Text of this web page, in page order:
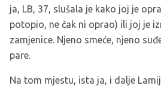
ja, LB, 37, slušala je kako joj je
potopio, ne čak ni oprao) ili joj je
zamjenice. Njeno smeće, njeno
pare.
Na tom mjestu, ista ja, i dalje